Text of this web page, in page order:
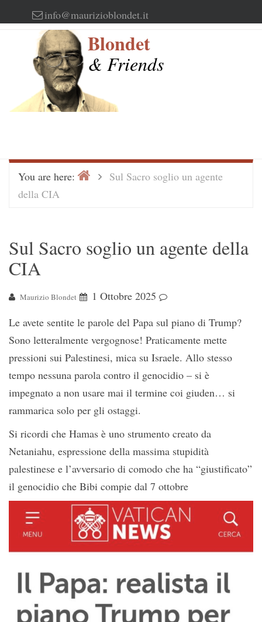
to
info@maurizioblondet.it
Blondet
& Friends
You are here: HomeSul Sacro soglio un agente
della CIA
Sul Sacro soglio un agente della
CIA
Maurizio Blondet
1 Ottobre 2025
Le avete sentite le parole del Papa sul piano di Trump?
Sono letteralmente vergognose! Praticamente mette
pressioni sui Palestinesi, mica su Israele. Allo stesso
tempo nessuna parola contro il genocidio – si è
impegnato a non usare mai il termine coi giuden… si
rammarica solo per gli ostaggi.
Si ricordi che Hamas è uno strumento creato da
Netaniahu, espressione della massima stupidità
palestinese e l’avversario di comodo che ha “giustificato”
il genocidio che Bibi compie dal 7 ottobre